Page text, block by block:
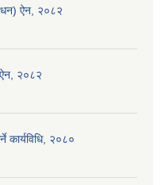
ऐन, २०८२
ऐन, २०८२
कार्यविधि, २०८०